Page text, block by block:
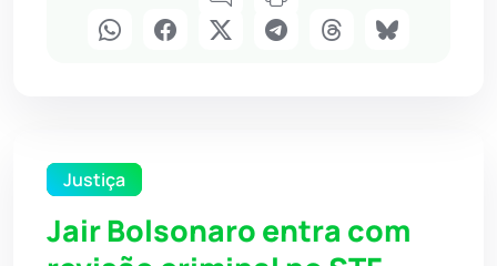
Justiça
Jair Bolsonaro entra com